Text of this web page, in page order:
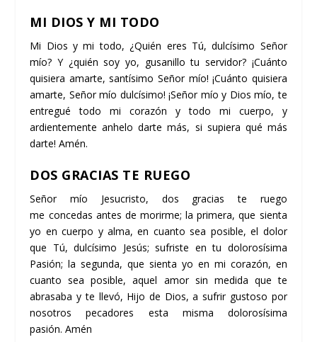
MI DIOS Y MI TODO
Mi Dios y mi todo, ¿Quién eres Tú, dulcísimo Señor
mío? Y ¿quién soy yo, gusanillo tu servidor? ¡Cuánto
quisiera amarte, santísimo Señor mío! ¡Cuánto quisiera
amarte, Señor mío dulcísimo! ¡Señor mío y Dios mío, te
entregué todo mi corazón y todo mi cuerpo, y
ardientemente anhelo darte más, si supiera qué más
darte! Amén.
DOS GRACIAS TE RUEGO
Señor mío Jesucristo, dos gracias te ruego
me concedas antes de morirme; la primera, que sienta
yo en cuerpo y alma, en cuanto sea posible, el dolor
que Tú, dulcísimo Jesús; sufriste en tu dolorosísima
Pasión; la segunda, que sienta yo en mi corazón, en
cuanto sea posible, aquel amor sin medida que te
abrasaba y te llevó, Hijo de Dios, a sufrir gustoso por
nosotros pecadores esta misma dolorosísima
pasión. Amén